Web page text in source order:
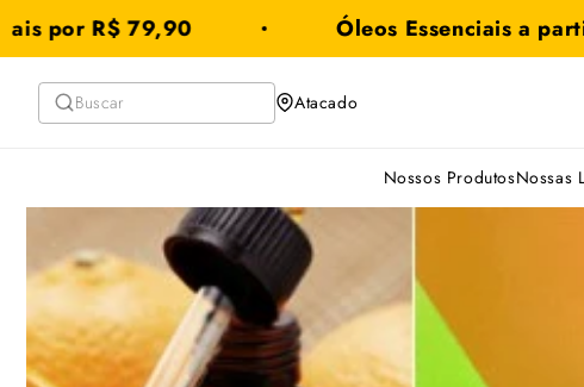
para o
conteúdo
R$ 79,90 Óleos Essenciais a partir de
Atacado
Nossos ProdutosNossas